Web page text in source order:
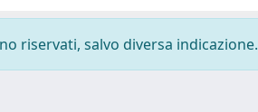
riservati, salvo diversa indicazione.